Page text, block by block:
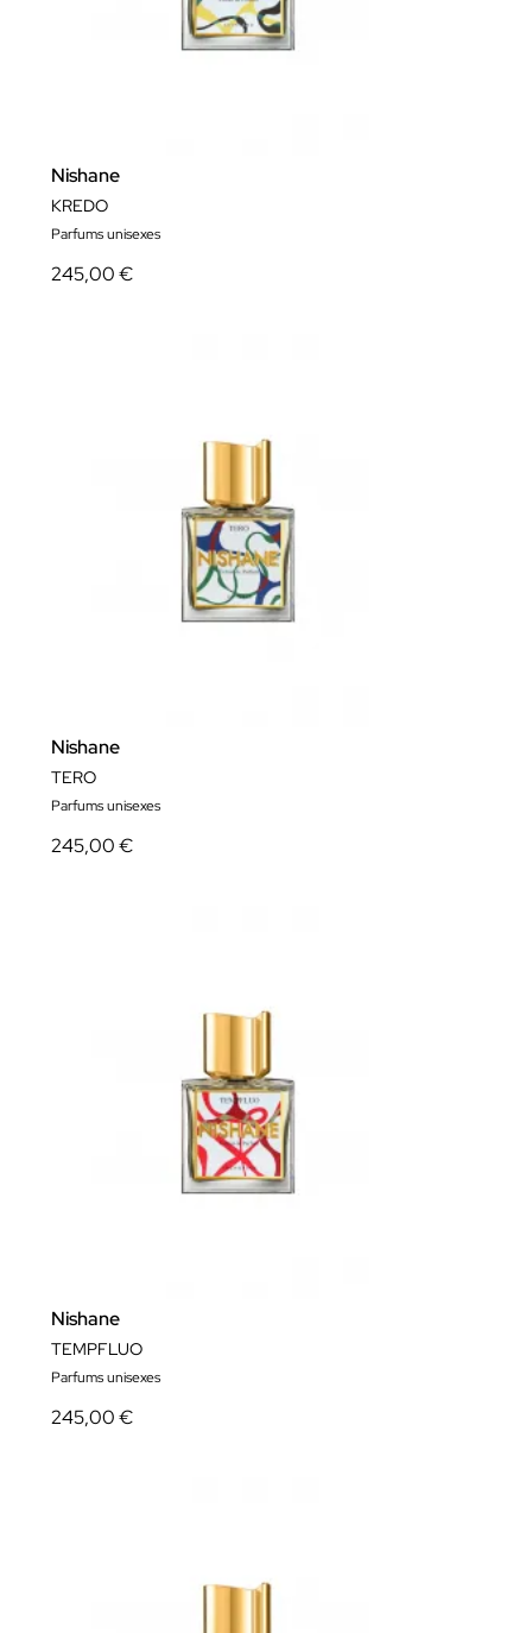
Nishane
KREDO
Parfums unisexes
245,00 €
Nishane
TERO
Parfums unisexes
245,00 €
Nishane
TEMPFLUO
Parfums unisexes
245,00 €